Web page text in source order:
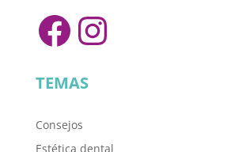
Facebook
Instagram
TEMAS
Consejos
Estética dental